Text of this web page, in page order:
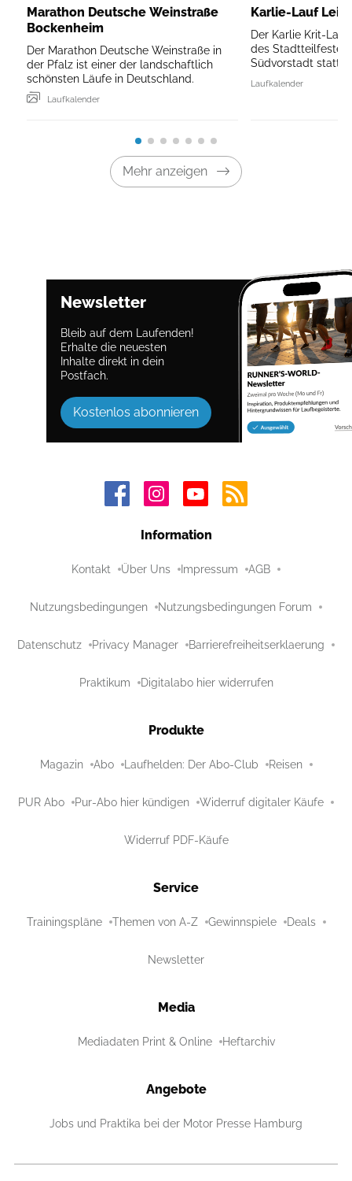
Marathon Deutsche Weinstraße
Bockenheim
Der Marathon Deutsche Weinstraße in
der Pfalz ist einer der landschaftlich
schönsten Läufe in Deutschland.
Laufkalender
Karlie-Lauf
Der Karlie Krit-
des Stadtteilfestes
Südvorstadt statt.
Laufkalender
Mehr anzeigen
Newsletter
Bleib auf dem Laufenden!
Erhalte die neuesten
Inhalte direkt in dein
Postfach.
Kostenlos abonnieren
Information
Kontakt Über Uns Impressum AGB
Nutzungsbedingungen Nutzungsbedingungen Forum
Datenschutz Privacy Manager Barrierefreiheitserklaerung
Praktikum Digitalabo hier widerrufen
Produkte
Magazin Abo Laufhelden: Der Abo-Club Reisen
PUR Abo Pur-Abo hier kündigen Widerruf digitaler Käufe
Widerruf PDF-Käufe
Service
Trainingspläne Themen von A-Z Gewinnspiele Deals
Newsletter
Media
Mediadaten Print & Online Heftarchiv
Angebote
Jobs und Praktika bei der Motor Presse Hamburg